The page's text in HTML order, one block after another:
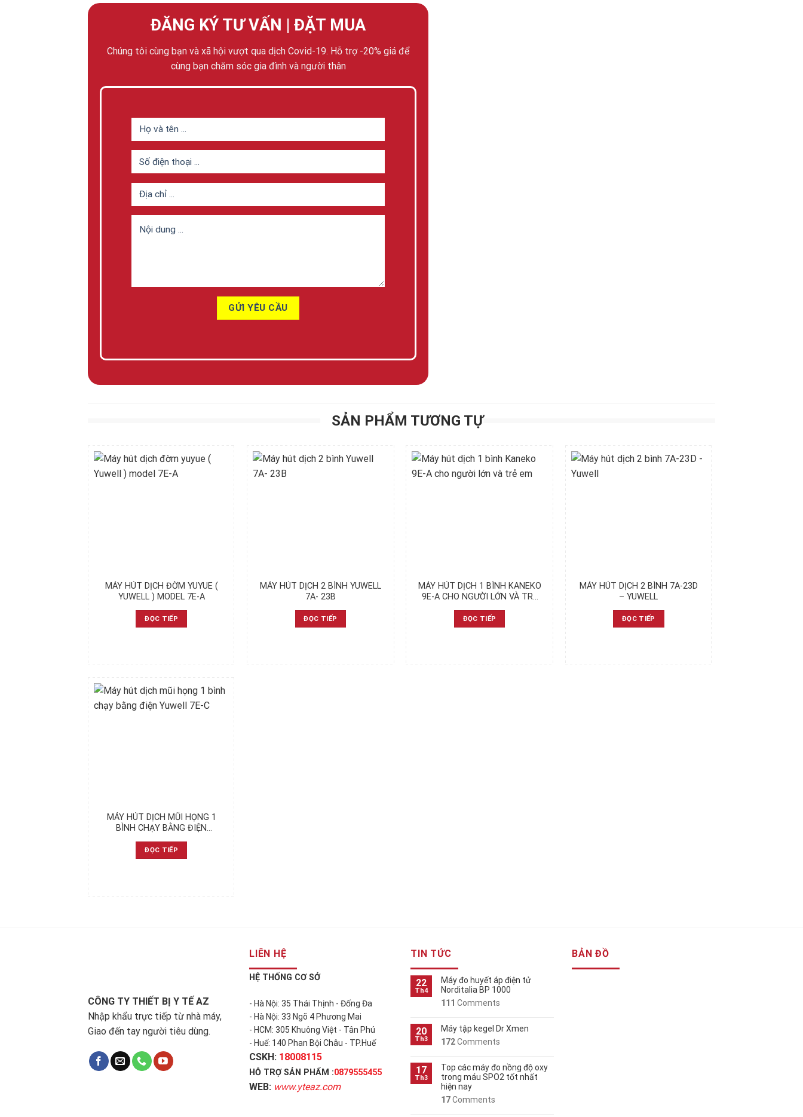
ĐĂNG KÝ TƯ VẤN | ĐẶT MUA
Chúng tôi cùng bạn và xã hội vượt qua dịch Covid-19. Hỗ trợ -20% giá để
cùng bạn chăm sóc gia đình và người thân
SẢN PHẨM TƯƠNG TỰ
MÁY HÚT DỊCH ĐỜM YUYUE (
YUWELL ) MODEL 7E-A
ĐỌC TIẾP
MÁY HÚT DỊCH 2 BÌNH YUWELL
7A- 23B
ĐỌC TIẾP
MÁY HÚT DỊCH 1 BÌNH KANEKO
9E-A CHO NGƯỜI LỚN VÀ TRẺ
ĐỌC TIẾP
MÁY HÚT DỊCH 2 BÌNH 7A-23D
– YUWELL
ĐỌC TIẾP
MÁY HÚT DỊCH MŨI HỌNG 1
BÌNH CHẠY BẰNG ĐIỆN
ĐỌC TIẾP
CÔNG TY THIẾT BỊ Y TẾ AZ
Nhập khẩu trực tiếp từ nhà máy,
Giao đến tay người tiêu dùng.
LIÊN HỆ
HỆ THỐNG CƠ SỞ
- Hà Nội: 35 Thái Thịnh - Đống Đa
- Hà Nội: 33 Ngõ 4 Phương Mai
- HCM: 305 Khuông Việt - Tân Phú
- Huế: 140 Phan Bội Châu - TP.Huế
CSKH: 18008115
HỖ TRỢ SẢN PHẨM :0879555455
WEB: www.yteaz.com
TIN TỨC
22
Th4
Máy đo huyết áp điện tử
Norditalia BP 1000
111 Comments
20
Th3
Máy tập kegel Dr Xmen
172Comments
17
Th3
Top các máy đo nồng độ oxy
trong máu SPO2 tốt nhất
hiện nay
17Comments
BẢN ĐỒ